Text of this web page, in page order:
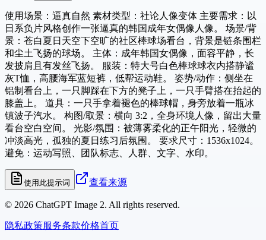
使用场景：逼真自然 素材类型：社论人像变体 主要需求：以
日系负片风格创作一张逼真的韩国成年女偶像人像。 场景/背
景：苍白夏日天空下空旷的社区棒球场看台，背景是链条围栏
和尘土飞扬的球场。 主体：成年韩国女偶像，面容平静，长
发披肩且有发丝飞扬。 服装：特大号白色棒球球衣内搭静谧
灰T恤，高腰海军蓝短裤，低帮运动鞋。 姿势/动作：侧坐在
铝制看台上，一只脚踩在下方的凳子上，一只手臂搭在抬起的
膝盖上。 道具：一只手拿着褪色的棒球帽，身旁放着一瓶冰
镇波子汽水。 构图/取景：横向 3:2，全身环境人像，留出大量
看台空白空间。 光影/氛围：被薄雾柔化的正午阳光，轻微的
冲淡高光，孤独的夏日练习后氛围。 要求尺寸：1536x1024。
避免：运动写照、团队标志、人群、文字、水印。
使用此提示词 查看来源
© 2026 ChatGPT Image 2. All rights reserved.
隐私政策服务条款价格首页